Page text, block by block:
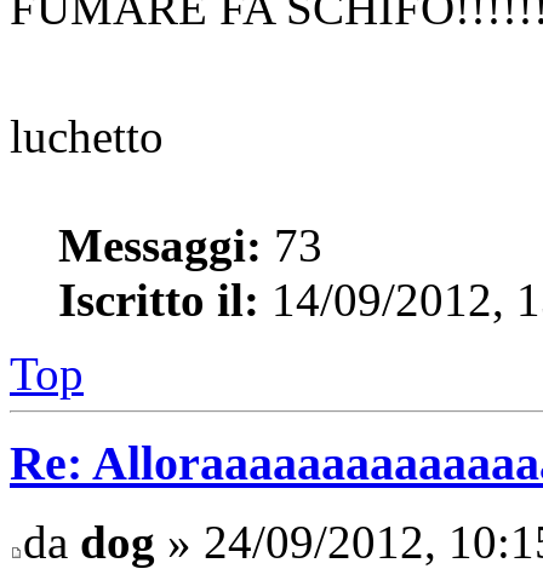
luchetto
Messaggi: 73
Iscritto il: 14/09/2012,
Top
Re:
da dog » 24/09/2012,